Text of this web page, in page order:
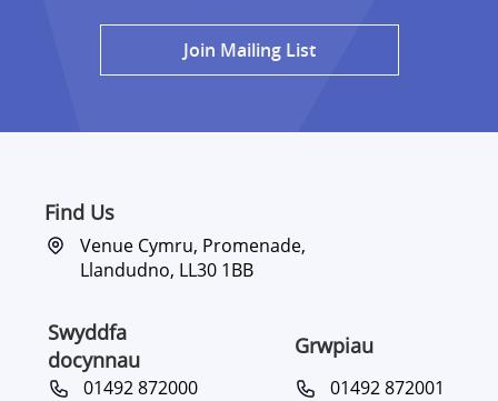
Join Mailing List
Find Us
Venue Cymru, Promenade,
Llandudno, LL30 1BB
Swyddfa
docynnau
Grwpiau
01492 872000 01492 872001